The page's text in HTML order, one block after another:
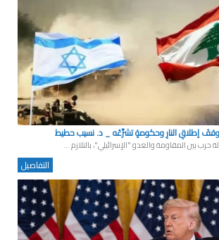
إطلاقِ النارِ وحكومةٍ تشرِّعُه _ د. نسيب حطيط
حرب بين المقاومة والعدو "الإسرائيلي"، بالتلازم ...
التفاصيل